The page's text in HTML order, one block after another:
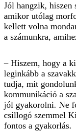
Jól hangzik, hiszen
amikor utólag
kellett volna
a számunkra,
– Hiszem, hogy a
leginkább a
tudja, mit
kommunikáció a
jól gyakorolni. Ne
csillogó szemmel
fontos a gyakorlás.